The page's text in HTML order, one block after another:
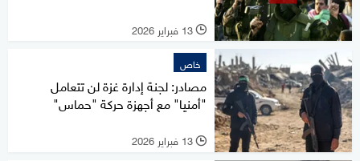
l 13 فبراير 2026
خاص
مصادر: لجنة إدارة غزة لن تتعامل
"أمنيا" مع أجهزة حركة "حماس"
l 13 فبراير 2026